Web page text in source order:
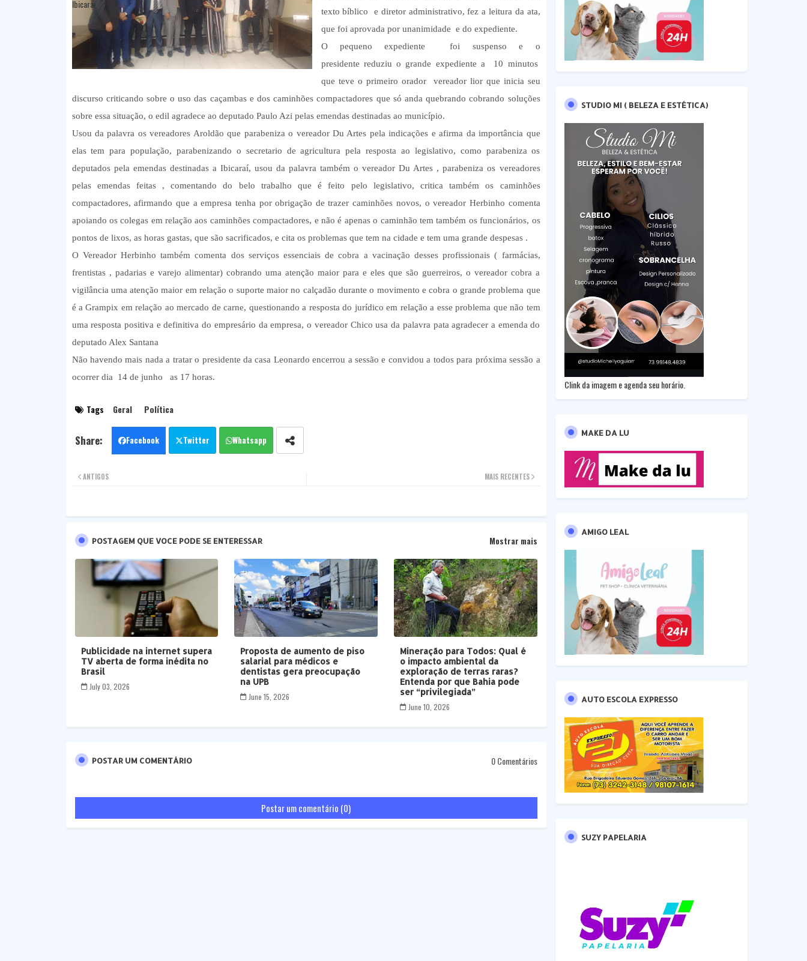
texto bíblico e diretor administrativo, fez a leitura da ata,
que foi aprovada por unanimidade e do expediente.
O pequeno expediente foi suspenso e o
presidente reduziu o grande expediente a 10 minutos
que teve o primeiro orador vereador lior que inicia seu
discurso criticando sobre o uso das caçambas e dos caminhões compactadores que só anda quebrando cobrando soluções
sobre essa situação, o edil agradece ao deputado Paulo Azi pelas emendas destinadas ao município.
Usou da palavra os vereadores Aroldão que parabeniza o vereador Du Artes pela indicações e afirma da importância que
elas tem para população, parabenizando o secretario de agricultura pela resposta ao legislativo, como parabeniza os
deputados pela emendas destinadas a Ibicaraí, usou da palavra também o vereador Du Artes , parabeniza os vereadores
pelas emendas feitas , comentando do belo trabalho que é feito pelo legislativo, critica também os caminhões
compactadores, afirmando que a empresa tenha por obrigação de trazer caminhões novos, o vereador Herbinho comenta
apoiando os colegas em relação aos caminhões compactadores, e não é apenas o caminhão tem também os funcionários, os
pontos de lixos, as horas gastas, que são sacrificados, e cita os problemas que tem na cidade e tem uma grande despesas .
O Vereador Herbinho também comenta dos serviços essenciais de cobra a vacinação desses profissionais ( farmácias,
frentistas , padarias e varejo alimentar) cobrando uma atenção maior para e eles que são guerreiros, o vereador cobra a
vigilância uma atenção maior em relação o suporte maior no calçadão durante o movimento e cobra o grande problema que
é a Grampix em relação ao mercado de carne, questionando a resposta do jurídico em relação a esse problema que não tem
uma resposta positiva e definitiva do empresário da empresa, o vereador Chico usa da palavra pata agradecer a emenda do
deputado Alex Santana
Não havendo mais nada a tratar o presidente da casa Leonardo encerrou a sessão e convidou a todos para próxima sessão a
ocorrer dia 14 de junho as 17 horas.
Tags Geral Política
Facebook Twitter Whatsapp
MAIS RECENTES
ANTIGOS
POSTAGEM QUE VOCE PODE SE ENTERESSAR Mostrar mais
Publicidade na internet supera
TV aberta de forma inédita no
Brasil
July 03, 2026
Proposta de aumento de piso
salarial para médicos e
dentistas gera preocupação
na UPB
June 15, 2026
Mineração para Todos: Qual é
o impacto ambiental da
exploração de terras raras?
Entenda por que Bahia pode
ser “privilegiada”
June 10, 2026
POSTAR UM COMENTÁRIO 0 Comentários
Postar um comentário (0)
STUDIO MI ( BELEZA E ESTÉTICA)
Clink da imagem e agenda seu horário.
MAKE DA LU
AMIGO LEAL
AUTO ESCOLA EXPRESSO
SUZY PAPELARIA